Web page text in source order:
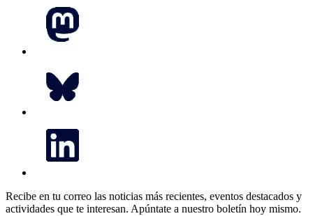
Recibe en tu correo las noticias más recientes, eventos destacados y
actividades que te interesan. Apúntate a nuestro boletín hoy mismo.